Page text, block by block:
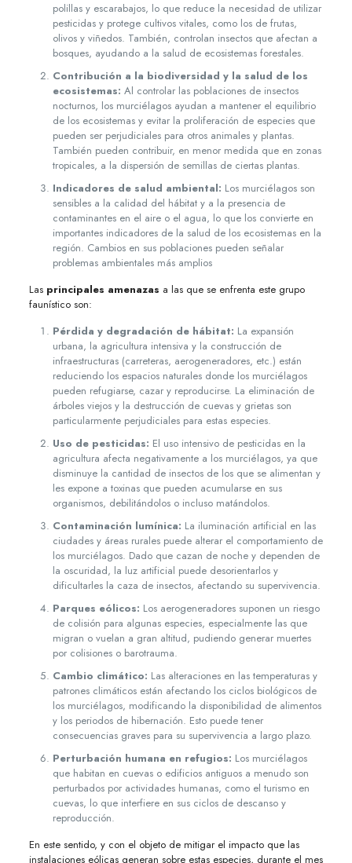
polillas y escarabajos, lo que reduce la necesidad de utilizar
pesticidas y protege cultivos vitales, como los de frutas,
olivos y viñedos. También, controlan insectos que afectan a
bosques, ayudando a la salud de ecosistemas forestales.
Contribución a la biodiversidad y la salud de los
ecosistemas: Al controlar las poblaciones de insectos
nocturnos, los murciélagos ayudan a mantener el equilibrio
de los ecosistemas y evitar la proliferación de especies que
pueden ser perjudiciales para otros animales y plantas.
También pueden contribuir, en menor medida que en zonas
tropicales, a la dispersión de semillas de ciertas plantas.
Indicadores de salud ambiental: Los murciélagos son
sensibles a la calidad del hábitat y a la presencia de
contaminantes en el aire o el agua, lo que los convierte en
importantes indicadores de la salud de los ecosistemas en la
región. Cambios en sus poblaciones pueden señalar
problemas ambientales más amplios
Las principales amenazas a las que se enfrenta este grupo
faunístico son:
Pérdida y degradación de hábitat: La expansión
urbana, la agricultura intensiva y la construcción de
infraestructuras (carreteras, aerogeneradores, etc.) están
reduciendo los espacios naturales donde los murciélagos
pueden refugiarse, cazar y reproducirse. La eliminación de
árboles viejos y la destrucción de cuevas y grietas son
particularmente perjudiciales para estas especies.
Uso de pesticidas: El uso intensivo de pesticidas en la
agricultura afecta negativamente a los murciélagos, ya que
disminuye la cantidad de insectos de los que se alimentan y
les expone a toxinas que pueden acumularse en sus
organismos, debilitándolos o incluso matándolos.
Contaminación lumínica: La iluminación artificial en las
ciudades y áreas rurales puede alterar el comportamiento de
los murciélagos. Dado que cazan de noche y dependen de
la oscuridad, la luz artificial puede desorientarlos y
dificultarles la caza de insectos, afectando su supervivencia.
Parques eólicos: Los aerogeneradores suponen un riesgo
de colisión para algunas especies, especialmente las que
migran o vuelan a gran altitud, pudiendo generar muertes
por colisiones o barotrauma.
Cambio climático: Las alteraciones en las temperaturas y
patrones climáticos están afectando los ciclos biológicos de
los murciélagos, modificando la disponibilidad de alimentos
y los periodos de hibernación. Esto puede tener
consecuencias graves para su supervivencia a largo plazo.
Perturbación humana en refugios: Los murciélagos
que habitan en cuevas o edificios antiguos a menudo son
perturbados por actividades humanas, como el turismo en
cuevas, lo que interfiere en sus ciclos de descanso y
reproducción.
En este sentido, y con el objeto de mitigar el impacto que las
instalaciones eólicas generan sobre estas especies, durante el mes